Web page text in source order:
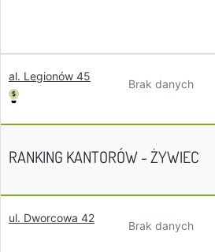
al. Legionów 45
Brak danych
RANKING KANTORÓW - ŻYWIEC
ul. Dworcowa 42
Brak danych